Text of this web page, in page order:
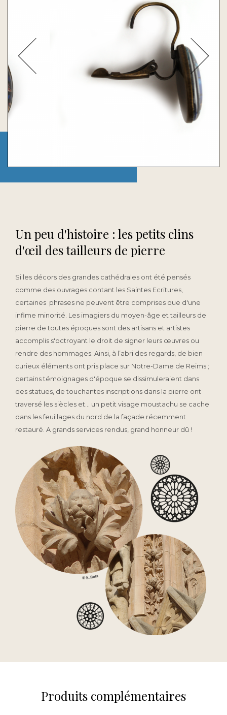
Un peu d'histoire : les petits clins
d'œil des tailleurs de pierre
Si les décors des grandes cathédrales ont été pensés
comme des ouvrages contant les Saintes Ecritures,
certaines phrases ne peuvent être comprises que d'une
infime minorité. Les imagiers du moyen-âge et tailleurs de
pierre de toutes époques sont des artisans et artistes
accomplis s'octroyant le droit de signer leurs œuvres ou
rendre des hommages. Ainsi, à l’abri des regards, de bien
curieux éléments ont pris place sur Notre-Dame de Reims ;
certains témoignages d'époque se dissimuleraient dans
des statues, de touchantes inscriptions dans la pierre ont
traversé les siècles et... un petit visage moustachu se cache
dans les feuillages du nord de la façade récemment
restauré. A grands services rendus, grand honneur dû !
Produits complémentaires